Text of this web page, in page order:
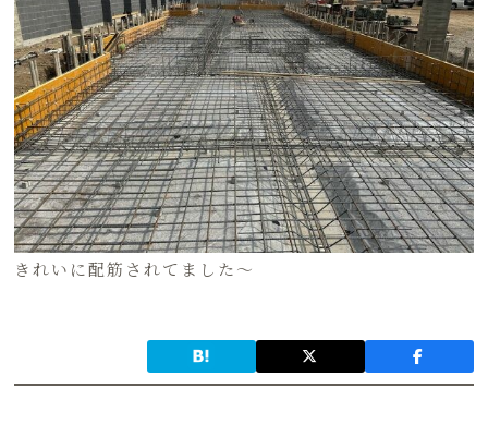
きれいに配筋されてました〜